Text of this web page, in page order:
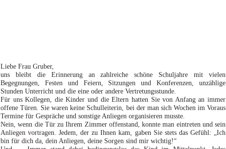
Liebe Frau Gruber,
uns bleibt die Erinnerung an zahlreiche schöne Schuljahre mit vielen
Begegnungen, Festen und Feiern, Sitzungen und Konferenzen, unzählige
Stunden Unterricht und die eine oder andere Vertretungsstunde.
Für uns Kollegen, die Kinder und die Eltern hatten Sie von Anfang an immer
offene Türen. Sie waren keine Schulleiterin, bei der man sich Wochen im Voraus
Termine für Gespräche und sonstige Anliegen organisieren musste.
Nein, wenn die Tür zu Ihrem Zimmer offenstand, konnte man eintreten und sein
Anliegen vortragen. Jedem, der zu Ihnen kam, gaben Sie stets das Gefühl: „Ich
bin für dich da, dein Anliegen, deine Sorgen sind mir wichtig!“